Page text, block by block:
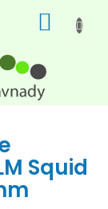
KOŠÍK
Squid